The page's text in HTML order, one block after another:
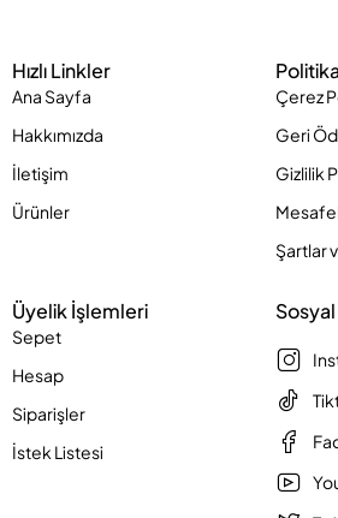
Hızlı Linkler
Ana Sayfa
Hakkımızda
İletişim
Ürünler
Çerez
Geri
Gizlilik
Şartlar
Üyelik İşlemleri
Sepet
Hesap
Siparişler
İstek Listesi